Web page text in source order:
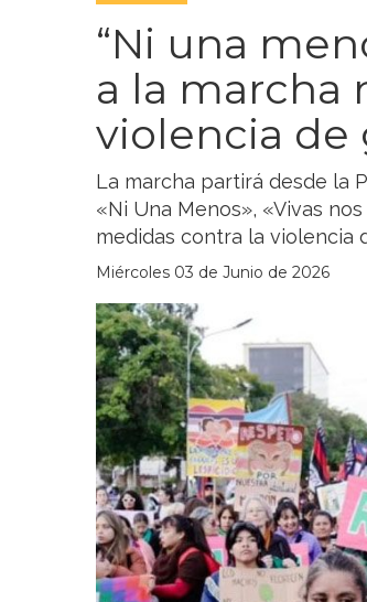
“Ni una
a la marcha
violencia de
La marcha partirá desde la
«Ni Una Menos», «Vivas
medidas contra la violencia
Miércoles 03 de Junio de 2026